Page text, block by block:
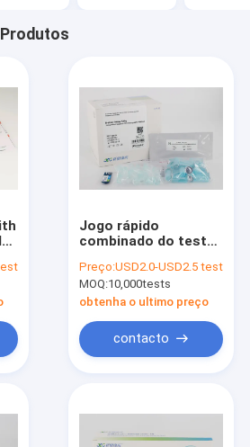
Jogo rápido
combinado do teste
Preço:USD2.0-USD2.5 test
MOQ:10,000tests
obtenha o ultimo preço
contacto